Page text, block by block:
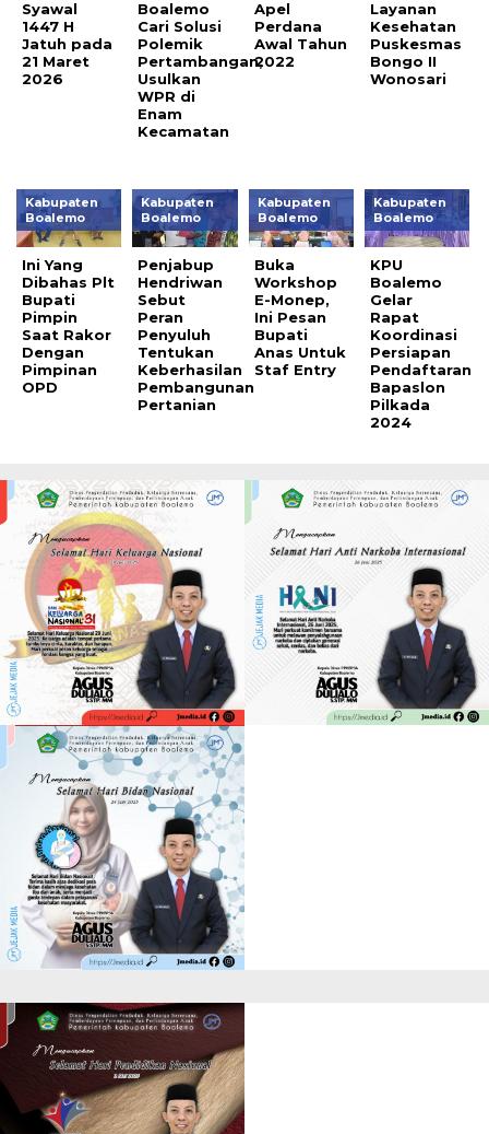
Syawal
1447 H
Jatuh pada
21 Maret
2026
Boalemo
Cari Solusi
Polemik
Pertambangan,
Usulkan
WPR di
Enam
Kecamatan
Apel
Perdana
Awal Tahun
2022
Layanan
Kesehatan
Puskesmas
Bongo II
Wonosari
Kabupaten
Boalemo
Ini Yang
Dibahas Plt
Bupati
Pimpin
Saat Rakor
Dengan
Pimpinan
OPD
Kabupaten
Boalemo
Penjabup
Hendriwan
Sebut
Peran
Penyuluh
Tentukan
Keberhasilan
Pembangunan
Pertanian
Kabupaten
Boalemo
Buka
Workshop
E-Monep,
Ini Pesan
Bupati
Anas Untuk
Staf Entry
Kabupaten
Boalemo
KPU
Boalemo
Gelar
Rapat
Koordinasi
Persiapan
Pendaftaran
Bapaslon
Pilkada
2024